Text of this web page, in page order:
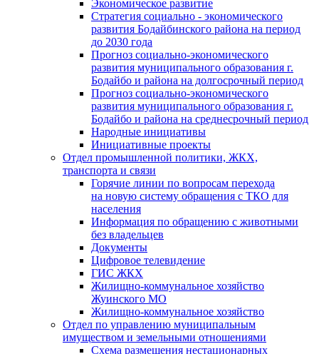
Экономическое развитие
Стратегия социально - экономического
развития Бодайбинского района на период
до 2030 года
Прогноз социально-экономического
развития муниципального образования г.
Бодайбо и района на долгосрочный период
Прогноз социально-экономического
развития муниципального образования г.
Бодайбо и района на среднесрочный период
Народные инициативы
Инициативные проекты
Отдел промышленной политики, ЖКХ,
транспорта и связи
Горячие линии по вопросам перехода
на новую систему обращения с ТКО для
населения
Информация по обращению с животными
без владельцев
Документы
Цифровое телевидение
ГИС ЖКХ
Жилищно-коммунальное хозяйство
Жуинского МО
Жилищно-коммунальное хозяйство
Отдел по управлению муниципальным
имуществом и земельными отношениями
Схема размещения нестационарных